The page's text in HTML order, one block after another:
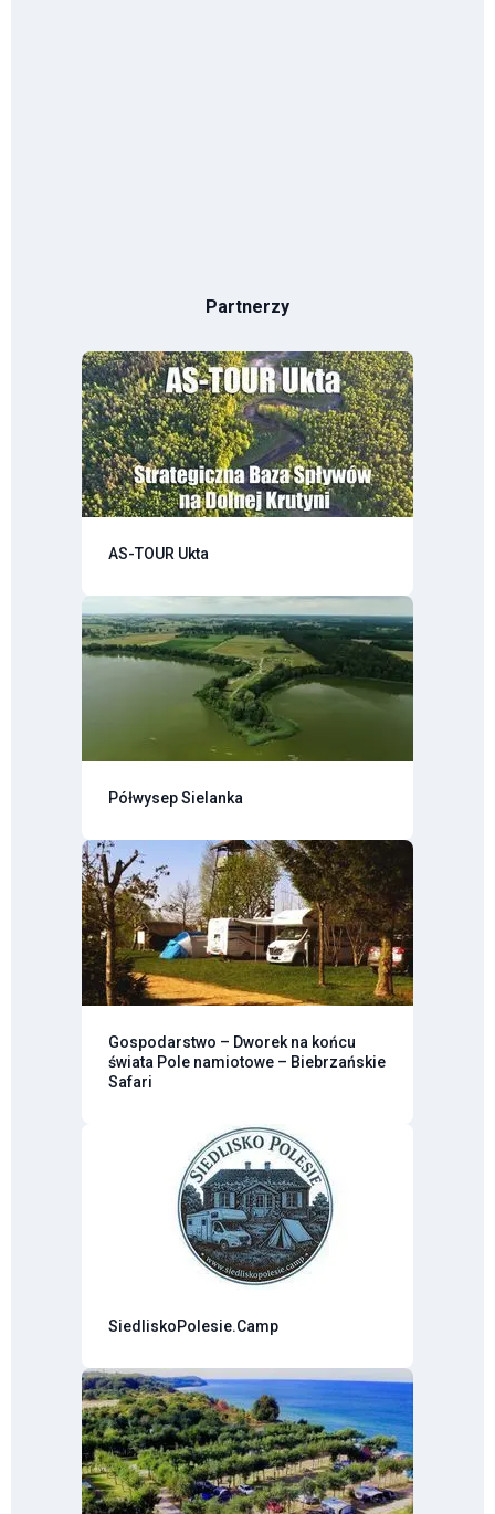
Partnerzy
AS-TOUR Ukta
Półwysep Sielanka
Gospodarstwo – Dworek na końcu
świata Pole namiotowe – Biebrzańskie
Safari
SiedliskoPolesie.Camp